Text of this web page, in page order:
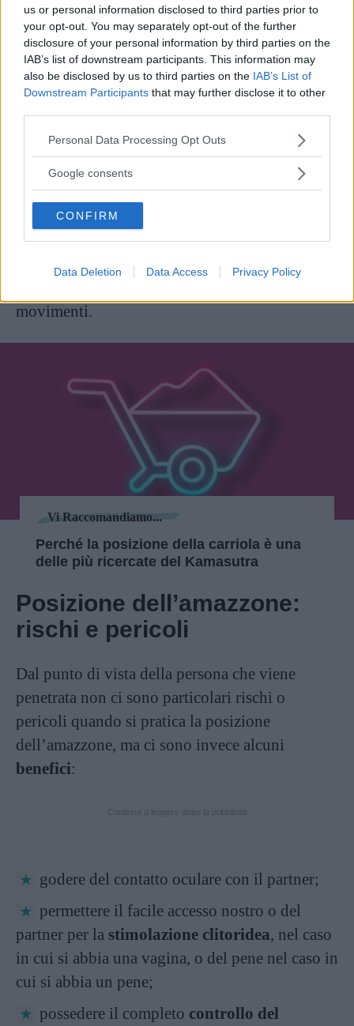
us or personal information disclosed to third parties prior to
your opt-out. You may separately opt-out of the further
disclosure of your personal information by third parties on the
IAB’s list of downstream participants. This information may
also be disclosed by us to third parties on the IAB’s List of
Downstream Participants that may further disclose it to other
Please note that this website/app uses one or more Google
not limited to your visit or usage behaviour. You may click to
use your data for below specified purposes in below Google
consent section.
Personal Data Processing Opt Outs
Google consents
CONFIRM
Data Deletion Data Access Privacy Policy
amazzone rovesciata, in cui la persona
penetrata dà la schiena a chi penetra, tra i due
non c’è quindi contratto visivo;
amazzone sdraiata , in cui la persona
penetrata si avvicina con il petto a chi penetra
fino a toccargli l’addome, sfruttando quindi
anche lo sfregamento dei corpi per aumentare
l’eccitazione;
amazzone laterale
posizione del cucchiaio, in cui però è chi viene
penetrato, che dà le spalle a chi penetra, a
movimenti.
Vi Raccomandiamo...
Perché la posizione della carriola è una
delle più ricercate del Kamasutra
Posizione dell’amazzone:
rischi e pericoli
Dal punto di vista della persona che viene
penetrata non ci sono particolari rischi o
pericoli quando si pratica la posizione
dell’amazzone, ma ci sono invece alcuni
benefici:
godere del contatto oculare con il partner;
permettere il facile accesso nostro o del
partner per la stimolazione clitoridea, nel caso
in cui si abbia una vagina, o del pene nel caso in
cui si abbia un pene;
possedere il completo controllo del